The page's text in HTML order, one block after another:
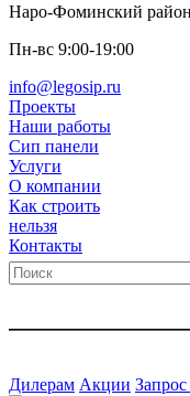
Наро-Фоминский
Пн-вс 9:00-19:00
info@legosip.ru
Проекты
Наши работы
Сип панели
Услуги
О компании
Как строить
нельзя
Контакты
Дилерам Акции Запрос